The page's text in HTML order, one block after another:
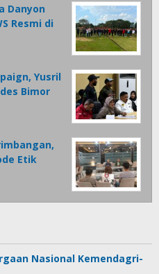
Danyon
Resmi di
Yusril
Bimor
Etik
Nasional Kemendagri-